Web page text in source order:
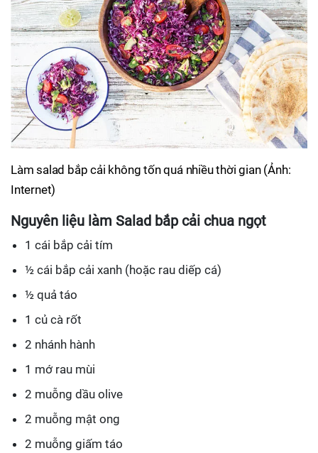
Làm salad bắp cải không tốn quá nhiều thời gian (Ảnh:
Internet)
Nguyên liệu làm Salad bắp cải chua ngọt
1 cái bắp cải tím
½ cái bắp cải xanh (hoặc rau diếp cá)
½ quả táo
1 củ cà rốt
2 nhánh hành
1 mớ rau mùi
2 muỗng dầu olive
2 muỗng mật ong
2 muỗng giấm táo